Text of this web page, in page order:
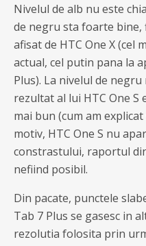
Nivelul de alb nu este
de negru sta foarte
afisat de HTC One X (cel
actual, cel putin pana la
Plus). La nivelul de
rezultat al lui HTC One S
mai bun (cum am
motiv, HTC One S nu
constrastului, raportul
nefiind posibil.
Din pacate, punctele
Tab 7 Plus se gasesc in
rezolutia folosita prin